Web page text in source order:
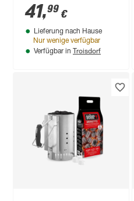
schwarz L/XL
41,99 €
Lieferung nach Hause
Nur wenige verfügbar
Verfügbar in Troisdorf